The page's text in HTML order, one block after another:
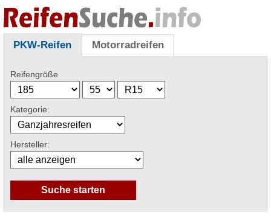
PKW-Reifen Motorradreifen
Reifengröße
Kategorie:
Hersteller: